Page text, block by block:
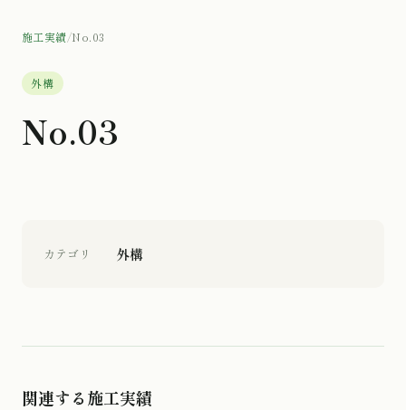
施工実績/No.03
外構
No.03
カテゴリ 外構
関連する施工実績